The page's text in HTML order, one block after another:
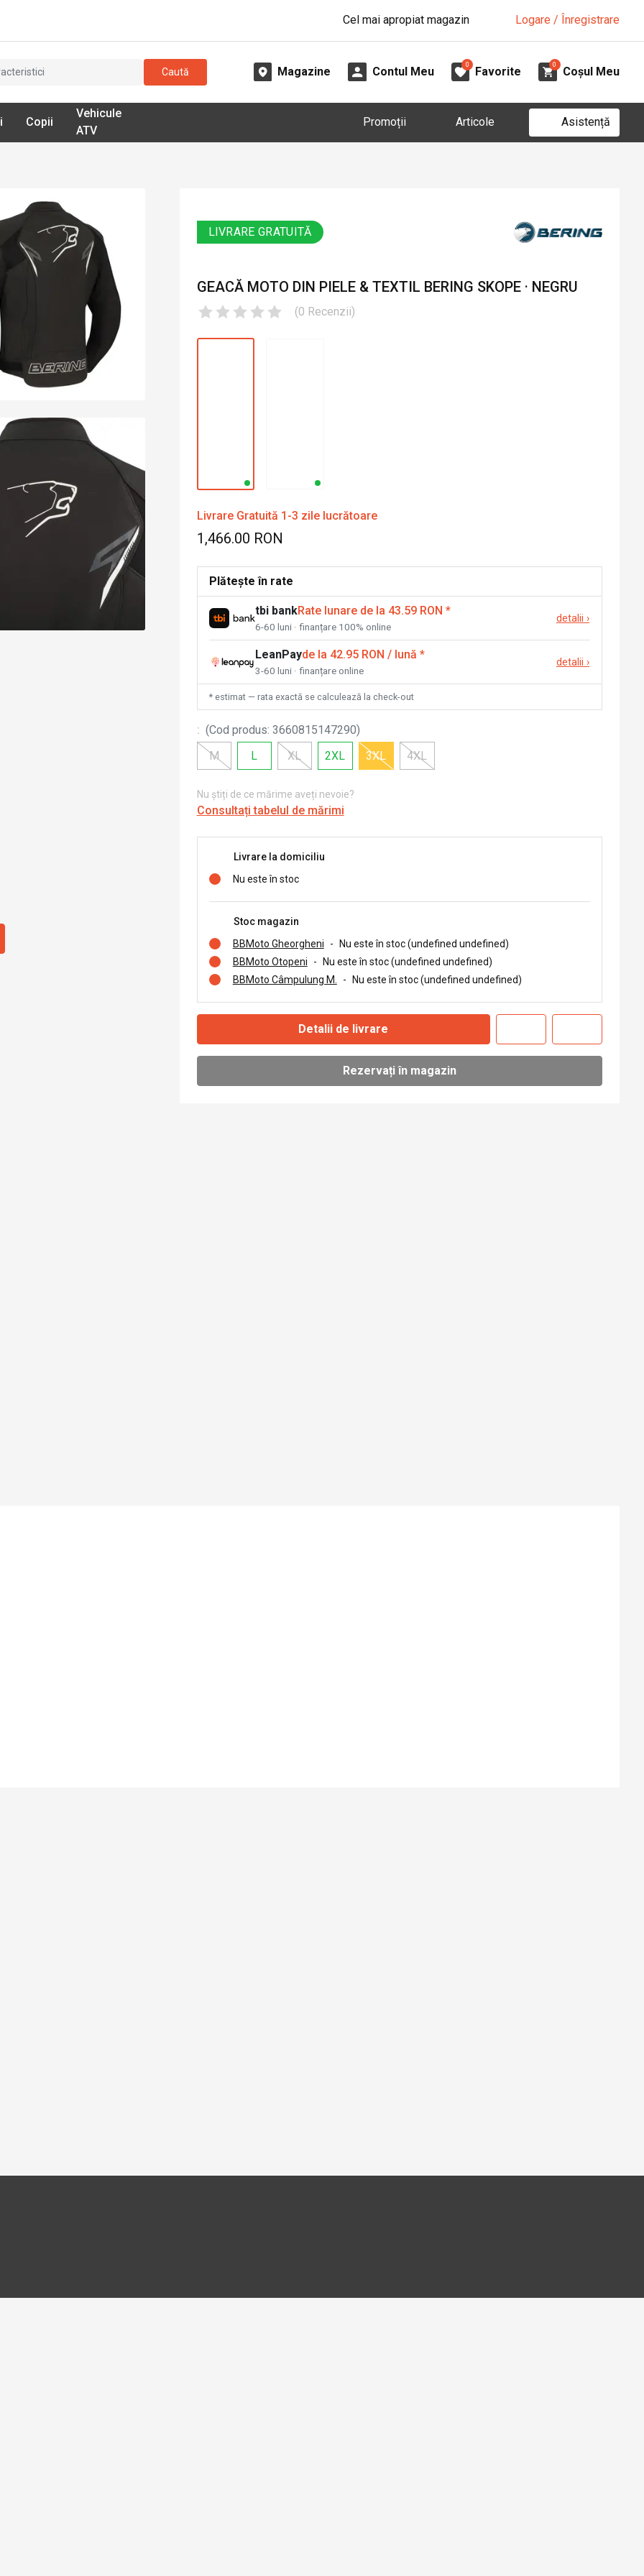
Cel mai apropiat magazin Logare / Înregistrare
Caută Magazine Contul Meu
0
Favorite
0
Coșul Meu
Copii
Vehicule
ATV
Promoții Articole Asistență
LIVRARE GRATUITĂ
GEACĂ MOTO DIN PIELE & TEXTIL BERING SKOPE · NEGRU
(0 Recenzii)
Livrare Gratuită 1-3 zile lucrătoare
1,466.00 RON
Plătește în rate
tbi bankRate lunare de la 43.59 RON *
6-60 luni · finanțare 100% online
detalii ›
LeanPayde la 42.95 RON / lună *
3-60 luni · finanțare online
detalii ›
* estimat — rata exactă se calculează la check-out
: (Cod produs: 3660815147290)
M
L XL 2XL 3XL 4XL
Nu știți de ce mărime aveți nevoie?
Consultați tabelul de mărimi
Livrare la domiciliu
Nu este în stoc
Stoc magazin
BBMoto Gheorgheni
-
Nu este în stoc (undefined undefined)
BBMoto Otopeni
-
Nu este în stoc (undefined undefined)
BBMoto Câmpulung M.
- Nu este în stoc (undefined undefined)
Detalii de livrare
Rezervați în magazin